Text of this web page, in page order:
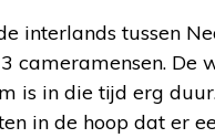
interlands tussen
cameramensen. De
is in die tijd erg
in de hoop dat er